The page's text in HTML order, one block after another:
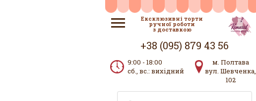
Ексклюзивні торти
ручної роботи
з доставкою
+38 (095) 879 43 56
9:00 - 18:00
сб., вс.: вихідний
м. Полтава
вул. Шевченка,
102